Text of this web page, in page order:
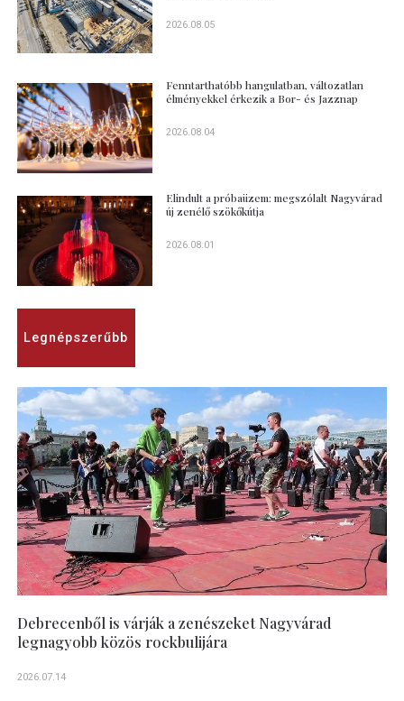
2026.08.05
Fenntarthatóbb hangulatban, változatlan
élményekkel érkezik a Bor- és Jazznap
2026.08.04
Elindult a próbaüzem: megszólalt Nagyvárad
új zenélő szökőkútja
2026.08.01
Legnépszerűbb
Debrecenből is várják a zenészeket Nagyvárad
legnagyobb közös rockbulijára
2026.07.14